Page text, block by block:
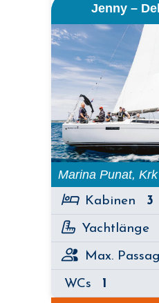
Jenny –
Marina Punat, Krk
Kabinen 3
Yachtlänge
Max.
WCs 1